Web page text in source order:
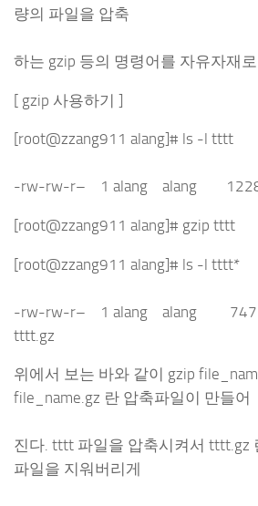
량의 파일을 압축
하는 gzip 등의 명령어를 자유자재
[ gzip 사용하기 ]
[root@zzang911 alang]# ls -l tttt
-rw-rw-r– 1 alang alang 1228
[root@zzang911 alang]# gzip tttt
[root@zzang911 alang]# ls -l tttt*
-rw-rw-r– 1 alang alang 747
tttt.gz
위에서 보는 바와 같이 gzip
file_name.gz 란 압축파일이 만들어
진다. tttt 파일을 압축시켜서 tttt.gz
파일을 지워버리게